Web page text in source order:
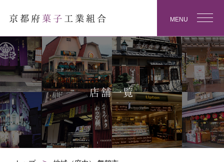
京都府 菓子 工業組合 MENU
店舗一覧